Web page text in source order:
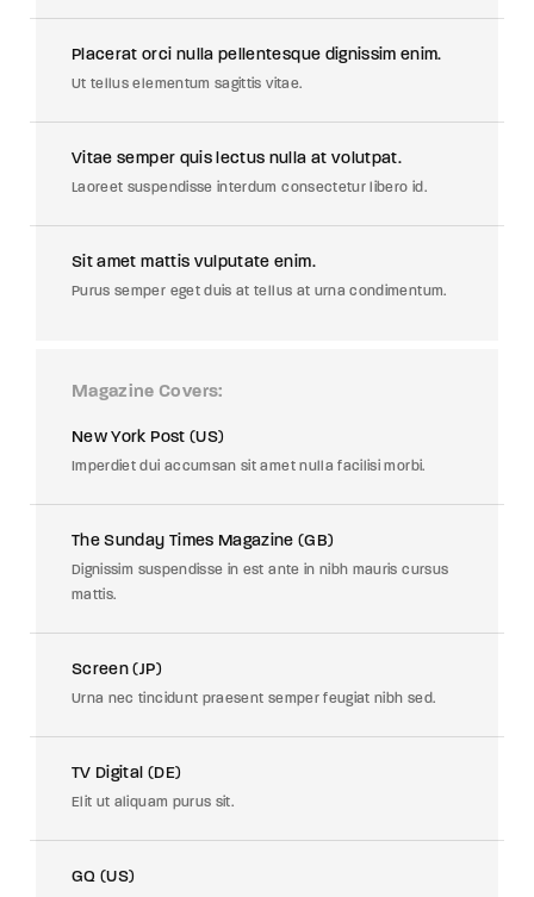
Placerat orci nulla pellentesque dignissim enim.
Ut tellus elementum sagittis vitae.
Vitae semper quis lectus nulla at volutpat.
Laoreet suspendisse interdum consectetur libero id.
Sit amet mattis vulputate enim.
Purus semper eget duis at tellus at urna condimentum.
Magazine Covers
New York Post (US)
Imperdiet dui accumsan sit amet nulla facilisi morbi.
The Sunday Times Magazine (GB)
Dignissim suspendisse in est ante in nibh mauris cursus
mattis.
Screen (JP)
Urna nec tincidunt praesent semper feugiat nibh sed.
TV Digital (DE)
Elit ut aliquam purus sit.
GQ (US)